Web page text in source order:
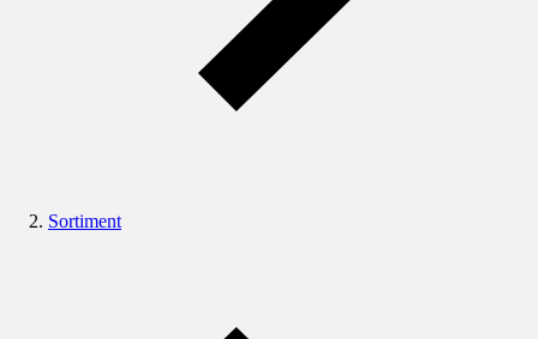
Sortiment